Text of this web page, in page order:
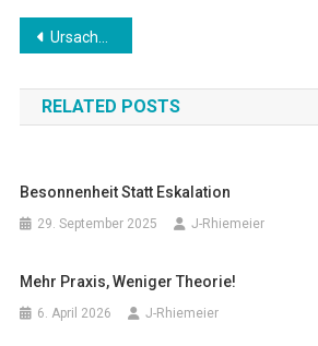
Beitragsnavigation
Ursachen bekämpfen – nicht nur Symptome!
RELATED POSTS
Besonnenheit Statt Eskalation
29. September 2025 J-Rhiemeier
Mehr Praxis, Weniger Theorie!
6. April 2026 J-Rhiemeier